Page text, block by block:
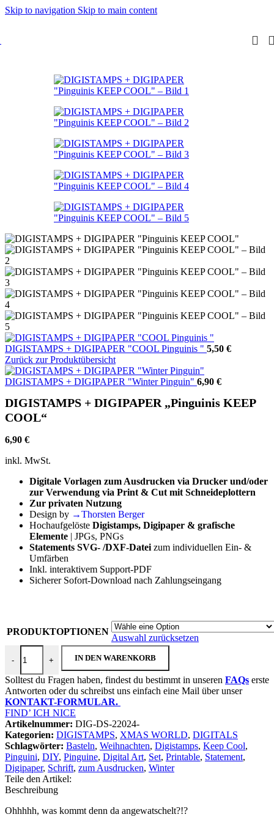
Skip to navigation Skip to main content
DIGISTAMPS + DIGIPAPER "COOL Pinguinis " 5,50 €
Zurück zur Produktübersicht
DIGISTAMPS + DIGIPAPER "Winter Pinguin" 6,90 €
DIGISTAMPS + DIGIPAPER „Pinguinis KEEP
COOL“
6,90 €
inkl. MwSt.
Digitale Vorlagen zum Ausdrucken via Drucker und/oder
zur Verwendung via Print & Cut mit Schneideplottern
Zur privaten Nutzung
Design by →Thorsten Berger
Hochaufgelöste Digistamps, Digipaper & grafische
Elemente | JPGs, PNGs
Statements SVG- /DXF-Datei zum individuellen Ein- &
Umfärben
Inkl. interaktivem Support-PDF
Sicherer Sofort-Download nach Zahlungseingang
PRODUKTOPTIONEN
Auswahl zurücksetzen
-
DIGISTAMPS + DIGIPAPER "Pinguinis KEEP COOL" Menge
+ IN DEN WARENKORB
Solltest du Fragen haben, findest du bestimmt in unseren FAQs erste
Antworten oder du schreibst uns einfach eine Mail über unser
KONTAKT-FORMULAR.
FIND’ ICH NICE
Artikelnummer: DIG-DS-22024-
Kategorien: DIGISTAMPS, XMAS WORLD, DIGITALS
Schlagwörter: Basteln, Weihnachten, Digistamps, Keep Cool,
Pinguini, DIY, Pinguine, Digital Art, Set, Printable, Statement,
Digipaper, Schrift, zum Ausdrucken, Winter
Teile den Artikel:
Beschreibung
Ohhhhh, was kommt denn da angewatschelt?!?